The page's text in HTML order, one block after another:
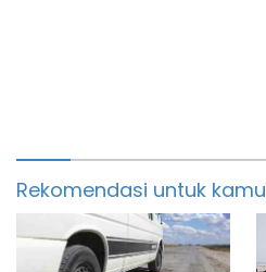
Rekomendasi untuk kamu